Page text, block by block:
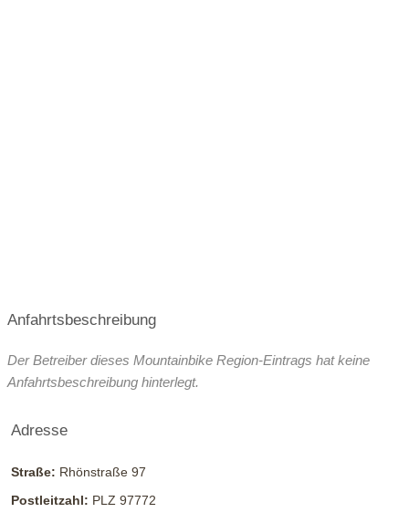
Anfahrtsbeschreibung
Der Betreiber dieses Mountainbike Region-Eintrags hat keine
Anfahrtsbeschreibung hinterlegt.
Adresse
Straße: Rhönstraße 97
Postleitzahl: PLZ 97772